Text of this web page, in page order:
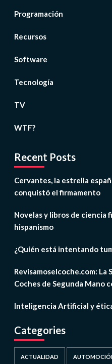
Programación
Recursos
Software
Tecnología
TV
WTF?
Recent Posts
Cervantes, la estrella
conquistó el firmamento
Novelas y libros de ciencia
hispanismo
¿Quién está intentando
Revisamoselcoche.com: La
Coches de Segunda Mano
Inteligencia Artificial y
Categories
ACTUALIDAD